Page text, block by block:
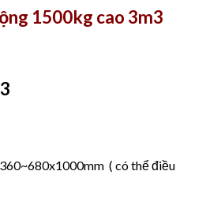
1500kg cao 3m3
( có thể điều